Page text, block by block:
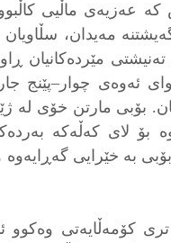
عەزیەی ماڵیی
مەیدان،
مێردەکانیان
ئەوەی چوار–پێنج
بۆبی مارتن خۆی لە
بۆ لای کەڵەکە
به خێرایی گەڕایەوە
کۆمەڵایەتی